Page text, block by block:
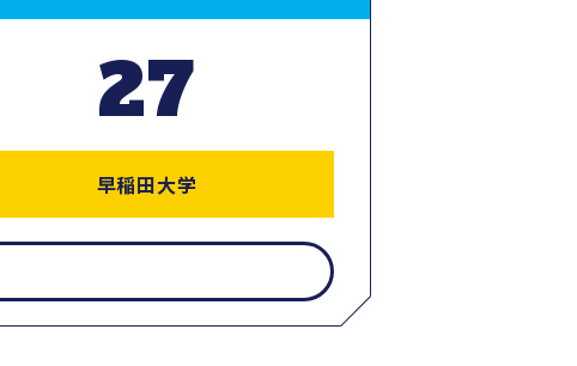
早稲田大学
27